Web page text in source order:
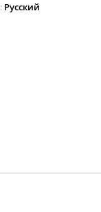
Русский